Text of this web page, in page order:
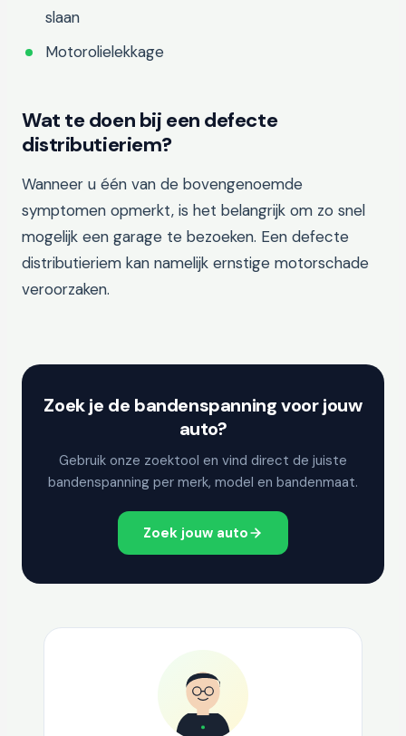
slaan
Motorolielekkage
Wat te doen bij een defecte
distributieriem?
Wanneer u één van de bovengenoemde
symptomen opmerkt, is het belangrijk om zo snel
mogelijk een garage te bezoeken. Een defecte
distributieriem kan namelijk ernstige motorschade
veroorzaken.
Zoek je de bandenspanning voor jouw
auto?
Gebruik onze zoektool en vind direct de juiste
bandenspanning per merk, model en bandenmaat.
Zoek jouw auto